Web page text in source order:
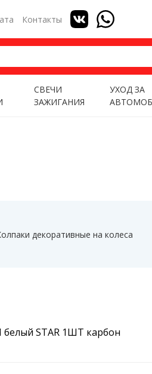
Контакты
СВЕЧИ
ЗАЖИГАНИЯ
УХОД ЗА
декоративные на колеса
STAR 1ШТ карбон